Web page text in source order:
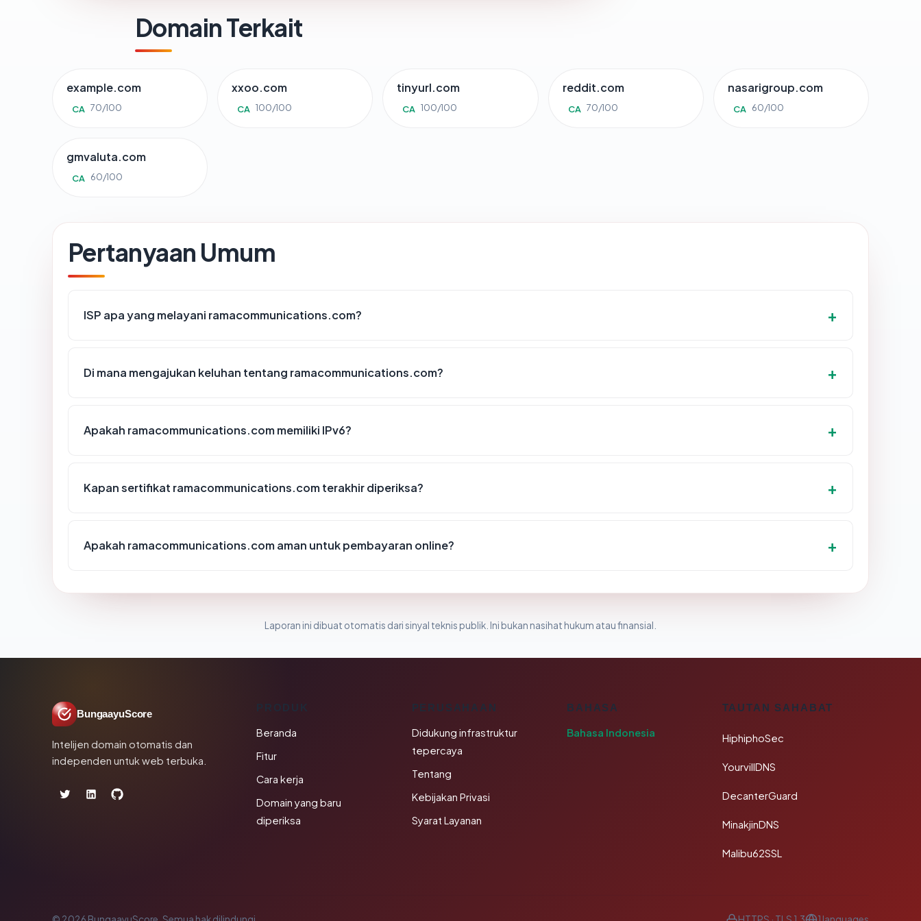
Domain Terkait
example.com
CA 70/100
xxoo.com
CA 100/100
tinyurl.com
CA 100/100
reddit.com
CA 70/100
nasarigroup.com
CA 60/100
gmvaluta.com
CA 60/100
Pertanyaan Umum
ISP apa yang melayani ramacommunications.com?
Di mana mengajukan keluhan tentang ramacommunications.com?
Apakah ramacommunications.com memiliki IPv6?
Kapan sertifikat ramacommunications.com terakhir diperiksa?
Apakah ramacommunications.com aman untuk pembayaran online?
Laporan ini dibuat otomatis dari sinyal teknis publik. Ini bukan nasihat hukum atau finansial.
BungaayuScore
Intelijen domain otomatis dan
independen untuk web terbuka.
Beranda
Fitur
Cara kerja
Domain yang baru
diperiksa
PERUSAHAAN
Didukung infrastruktur
tepercaya
Tentang
Kebijakan Privasi
Syarat Layanan
BAHASA
Bahasa Indonesia
TAUTAN SAHABAT
HiphiphoSec
YourvillDNS
DecanterGuard
MinakjinDNS
Malibu62SSL